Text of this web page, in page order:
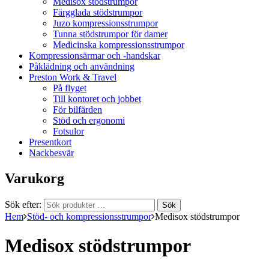
Färgglada stödstrumpor
Juzo kompressionsstrumpor
Tunna stödstrumpor för damer
Medicinska kompressionsstrumpor
Kompressionsärmar och -handskar
Påklädning och användning
Preston Work & Travel
På flyget
Till kontoret och jobbet
För bilfärden
Stöd och ergonomi
Fotsulor
Presentkort
Nackbesvär
Varukorg
Sök efter: Sök
Hem Stöd- och kompressionsstrumpor Medisox stödstrumpor
Medisox stödstrumpor